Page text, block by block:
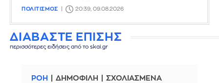
ΠΟΛΙΤΙΣΜΟΣ 20:39, 09.08.2026
ΔΙΑΒΑΣΤΕ ΕΠΙΣΗΣ
περισσότερες ειδήσεις από το skai.gr
ΡΟΗ ΔΗΜΟΦΙΛΗ ΣΧΟΛΙΑΣΜΕΝΑ